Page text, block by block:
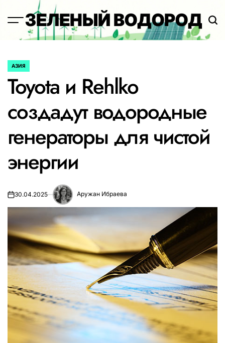
содержимому
ЗЕЛЕНЫЙ ВОДОРОД
ОПУБЛИКОВАНО
АЗИЯ
Toyota и Rehlko
создадут водородные
генераторы для чистой
энергии
30.04.2025 Аружан Ибраева